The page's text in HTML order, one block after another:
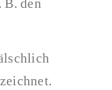
B. den